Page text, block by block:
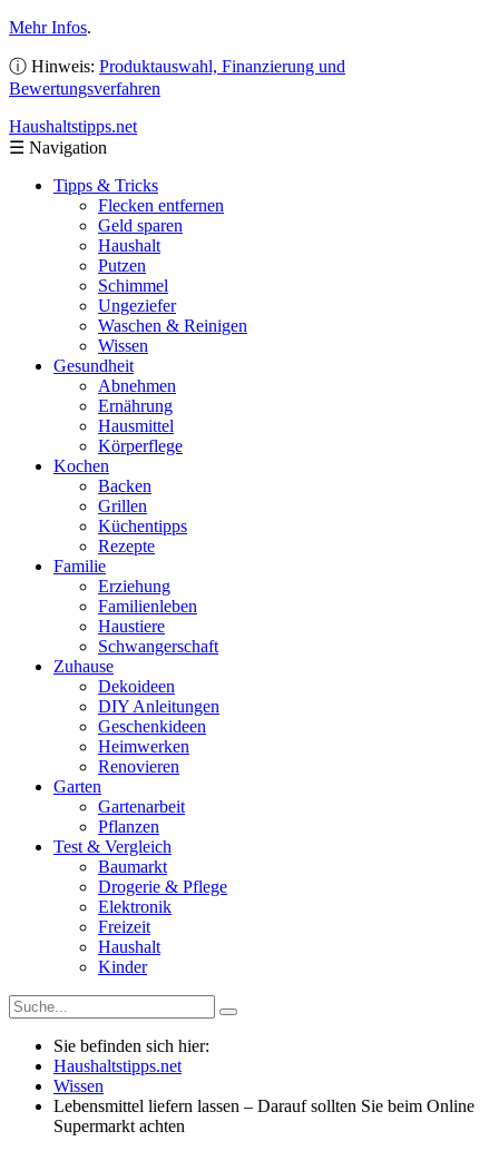
Mehr Infos.
ⓘ Hinweis: Produktauswahl, Finanzierung und
Bewertungsverfahren
Haushaltstipps.net
☰ Navigation
Tipps & Tricks
Flecken entfernen
Geld sparen
Haushalt
Putzen
Schimmel
Ungeziefer
Waschen & Reinigen
Wissen
Gesundheit
Abnehmen
Ernährung
Hausmittel
Körperflege
Kochen
Backen
Grillen
Küchentipps
Rezepte
Familie
Erziehung
Familienleben
Haustiere
Schwangerschaft
Zuhause
Dekoideen
DIY Anleitungen
Geschenkideen
Heimwerken
Renovieren
Garten
Gartenarbeit
Pflanzen
Test & Vergleich
Baumarkt
Drogerie & Pflege
Elektronik
Freizeit
Haushalt
Kinder
Sie befinden sich hier:
Haushaltstipps.net
Wissen
Lebensmittel liefern lassen – Darauf sollten Sie beim Online
Supermarkt achten